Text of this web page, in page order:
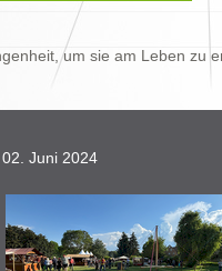
um sie am Leben
Juni 2024